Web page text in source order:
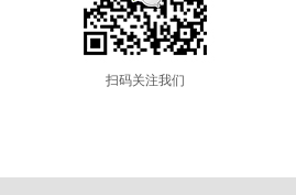
扫码关注我们